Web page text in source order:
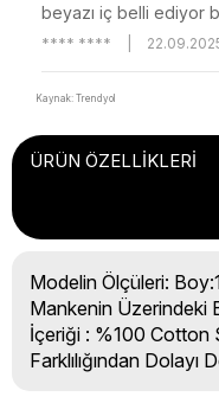
beyazı iç belli ediyor
**** ****
Kaynak: Trendyol
ÜRÜN ÖZELLIKLERI
Modelin Ölçüleri:
Mankenin Üzerindeki
İçeriği : %100 Cotton
Farklılığından Dolayı